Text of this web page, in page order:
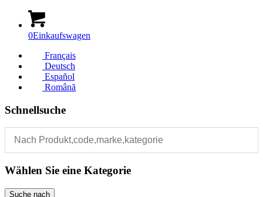
0Einkaufswagen
Français
Deutsch
Español
Română
Schnellsuche
Wählen Sie eine Kategorie
Suche nach